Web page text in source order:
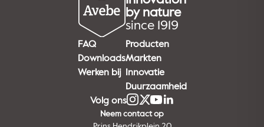
by nature
since 1919
FAQ
Downloads
Werken bij
Producten
Markten
Innovatie
Duurzaamheid
Volg ons
Neem contact op